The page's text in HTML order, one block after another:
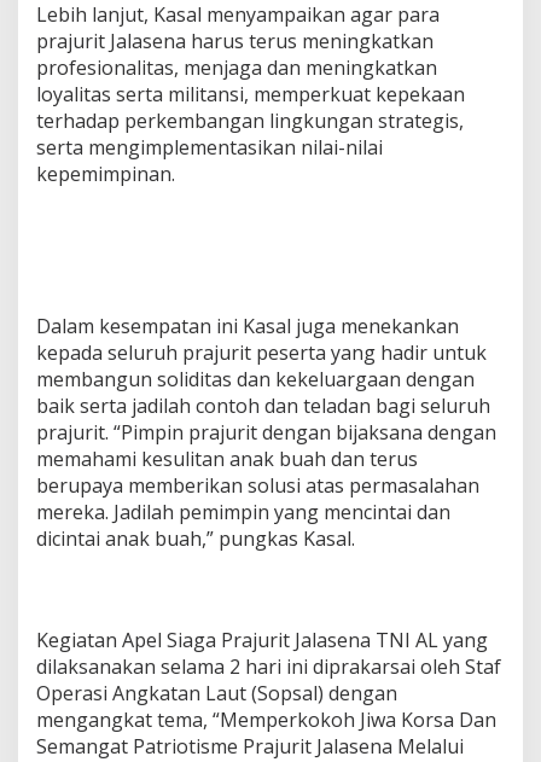
Lebih lanjut, Kasal menyampaikan agar para
prajurit Jalasena harus terus meningkatkan
profesionalitas, menjaga dan meningkatkan
loyalitas serta militansi, memperkuat kepekaan
terhadap perkembangan lingkungan strategis,
serta mengimplementasikan nilai-nilai
kepemimpinan.
Dalam kesempatan ini Kasal juga menekankan
kepada seluruh prajurit peserta yang hadir untuk
membangun soliditas dan kekeluargaan dengan
baik serta jadilah contoh dan teladan bagi seluruh
prajurit. “Pimpin prajurit dengan bijaksana dengan
memahami kesulitan anak buah dan terus
berupaya memberikan solusi atas permasalahan
mereka. Jadilah pemimpin yang mencintai dan
dicintai anak buah,” pungkas Kasal.
Kegiatan Apel Siaga Prajurit Jalasena TNI AL yang
dilaksanakan selama 2 hari ini diprakarsai oleh Staf
Operasi Angkatan Laut (Sopsal) dengan
mengangkat tema, “Memperkokoh Jiwa Korsa Dan
Semangat Patriotisme Prajurit Jalasena Melalui